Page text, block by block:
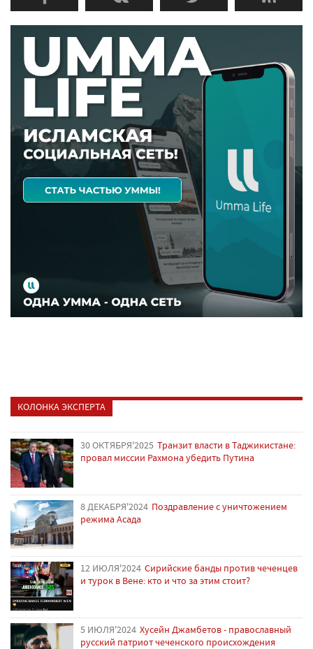
КОЛОНКА ЭКСПЕРТА
30 ОКТЯБРЯ'2025 Транзит власти в Таджикистане:
провал миссии Рахмона убедить Путина
8 ДЕКАБРЯ'2024 Поздравление с уничтожением
режима Асада
12 ИЮЛЯ'2024 Сирийские банды против чеченцев
и турок в Вене: кто и что за этим стоит?
5 ИЮЛЯ'2024 Хусейн Джамбетов - православный
русский патриот чеченского происхождения